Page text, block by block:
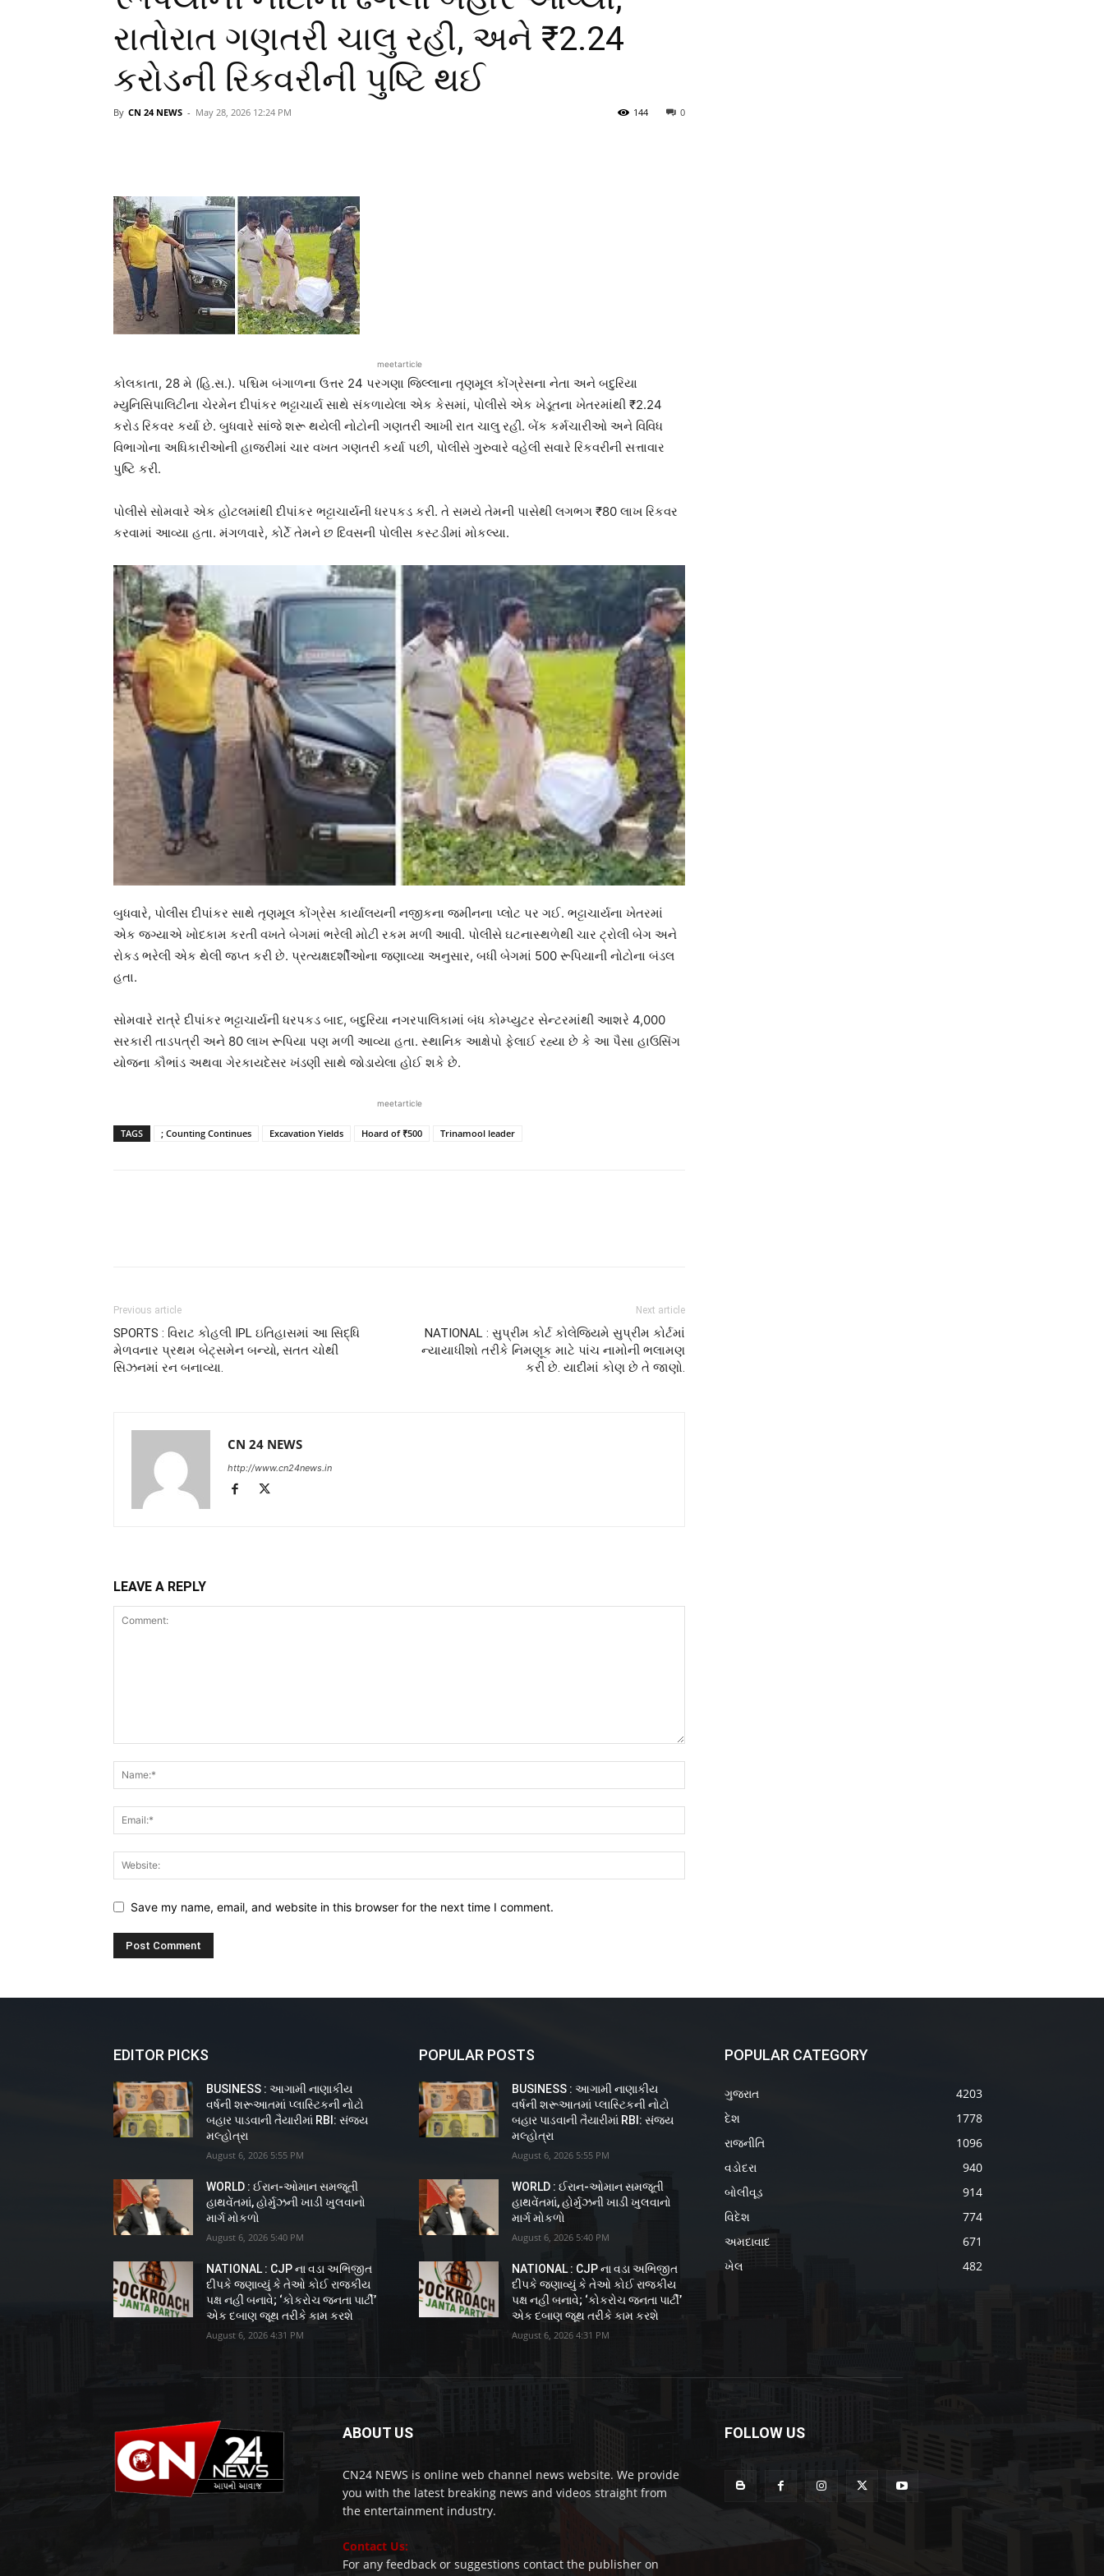
રાતોરાત ગણતરી ચાલુ રહી, અને ₹2.24
કરોડની રિકવરીની પુષ્ટિ થઈ
By CN 24 NEWS - May 28, 2026 12:24 PM 0
144
meetarticle
કોલકાતા, 28 મે (હિ.સ.). પશ્ચિમ બંગાળના ઉત્તર 24 પરગણા જિલ્લાના તૃણમૂલ કોંગ્રેસના નેતા અને બદુરિયા
મ્યુનિસિપાલિટીના ચેરમેન દીપાંકર ભટ્ટાચાર્ય સાથે સંકળાયેલા એક કેસમાં, પોલીસે એક ખેડૂતના ખેતરમાંથી ₹2.24
કરોડ રિકવર કર્યા છે. બુધવારે સાંજે શરૂ થયેલી નોટોની ગણતરી આખી રાત ચાલુ રહી. બેંક કર્મચારીઓ અને વિવિધ
વિભાગોના અધિકારીઓની હાજરીમાં ચાર વખત ગણતરી કર્યા પછી, પોલીસે ગુરુવારે વહેલી સવારે રિકવરીની સત્તાવાર
પુષ્ટિ કરી.
પોલીસે સોમવારે એક હોટલમાંથી દીપાંકર ભટ્ટાચાર્યની ધરપકડ કરી. તે સમયે તેમની પાસેથી લગભગ ₹80 લાખ રિકવર
કરવામાં આવ્યા હતા. મંગળવારે, કોર્ટે તેમને છ દિવસની પોલીસ કસ્ટડીમાં મોકલ્યા.
બુધવારે, પોલીસ દીપાંકર સાથે તૃણમૂલ કોંગ્રેસ કાર્યાલયની નજીકના જમીનના પ્લોટ પર ગઈ. ભટ્ટાચાર્યના ખેતરમાં
એક જગ્યાએ ખોદકામ કરતી વખતે બેગમાં ભરેલી મોટી રકમ મળી આવી. પોલીસે ઘટનાસ્થળેથી ચાર ટ્રોલી બેગ અને
રોકડ ભરેલી એક થેલી જપ્ત કરી છે. પ્રત્યક્ષદર્શીઓના જણાવ્યા અનુસાર, બધી બેગમાં 500 રૂપિયાની નોટોના બંડલ
હતા.
સોમવારે રાત્રે દીપાંકર ભટ્ટાચાર્યની ધરપકડ બાદ, બદુરિયા નગરપાલિકામાં બંધ કોમ્પ્યુટર સેન્ટરમાંથી આશરે 4,000
સરકારી તાડપત્રી અને 80 લાખ રૂપિયા પણ મળી આવ્યા હતા. સ્થાનિક આક્ષેપો ફેલાઈ રહ્યા છે કે આ પૈસા હાઉસિંગ
યોજના કૌભાંડ અથવા ગેરકાયદેસર ખંડણી સાથે જોડાયેલા હોઈ શકે છે.
meetarticle
TAGS ; Counting Continues Excavation Yields Hoard of ₹500 Trinamool leader
Previous article
SPORTS : વિરાટ કોહલી IPL ઇતિહાસમાં આ સિદ્ધિ
મેળવનાર પ્રથમ બેટ્સમેન બન્યો, સતત ચોથી
સિઝનમાં રન બનાવ્યા.
Next article
NATIONAL : સુપ્રીમ કોર્ટ કોલેજિયમે સુપ્રીમ કોર્ટમાં
ન્યાયાધીશો તરીકે નિમણૂક માટે પાંચ નામોની ભલામણ
કરી છે. યાદીમાં કોણ છે તે જાણો.
CN 24 NEWS
http://www.cn24news.in
LEAVE A REPLY
Save my name, email, and website in this browser for the next time I comment.
EDITOR PICKS
BUSINESS : આગામી નાણાકીય
વર્ષની શરૂઆતમાં પ્લાસ્ટિકની નોટો
બહાર પાડવાની તૈયારીમાં RBI: સંજય
મલ્હોત્રા
August 6, 2026 5:55 PM
WORLD : ઈરાન-ઓમાન સમજૂતી
હાથવેંતમાં, હોર્મુઝની ખાડી ખુલવાનો
માર્ગ મોકળો
August 6, 2026 5:40 PM
NATIONAL : CJP ના વડા અભિજીત
દીપકે જણાવ્યું કે તેઓ કોઈ રાજકીય
પક્ષ નહીં બનાવે; ‘કોકરોચ જનતા પાર્ટી’
એક દબાણ જૂથ તરીકે કામ કરશે
August 6, 2026 4:31 PM
POPULAR POSTS
BUSINESS : આગામી નાણાકીય
વર્ષની શરૂઆતમાં પ્લાસ્ટિકની નોટો
બહાર પાડવાની તૈયારીમાં RBI: સંજય
મલ્હોત્રા
August 6, 2026 5:55 PM
WORLD : ઈરાન-ઓમાન સમજૂતી
હાથવેંતમાં, હોર્મુઝની ખાડી ખુલવાનો
માર્ગ મોકળો
August 6, 2026 5:40 PM
NATIONAL : CJP ના વડા અભિજીત
દીપકે જણાવ્યું કે તેઓ કોઈ રાજકીય
પક્ષ નહીં બનાવે; ‘કોકરોચ જનતા પાર્ટી’
એક દબાણ જૂથ તરીકે કામ કરશે
August 6, 2026 4:31 PM
POPULAR CATEGORY
ગુજરાત
4203
દેશ
1778
રાજનીતિ
1096
વડોદરા
940
બોલીવૂડ
914
વિદેશ
774
અમદાવાદ
671
ખેલ
482
ABOUT US
CN24 NEWS is online web channel news website. We provide
you with the latest breaking news and videos straight from
the entertainment industry.
Contact Us:
For any feedback or suggestions contact the publisher on
FOLLOW US